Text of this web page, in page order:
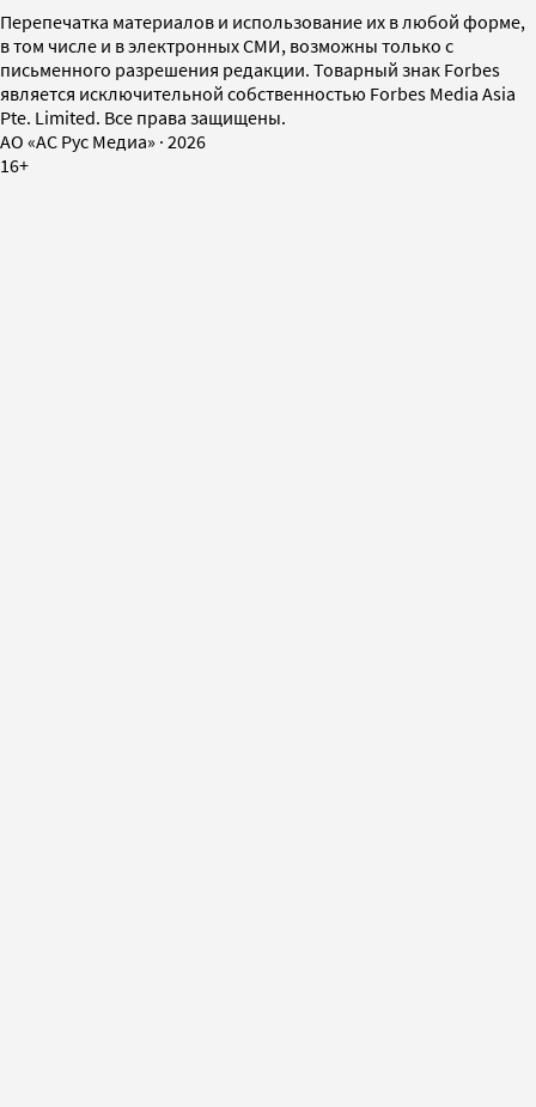
Перепечатка материалов и использование их в любой форме,
в том числе и в электронных СМИ, возможны только с
письменного разрешения редакции. Товарный знак Forbes
является исключительной собственностью Forbes Media Asia
Pte. Limited. Все права защищены.
AO «АС Рус Медиа» · 2026
16+